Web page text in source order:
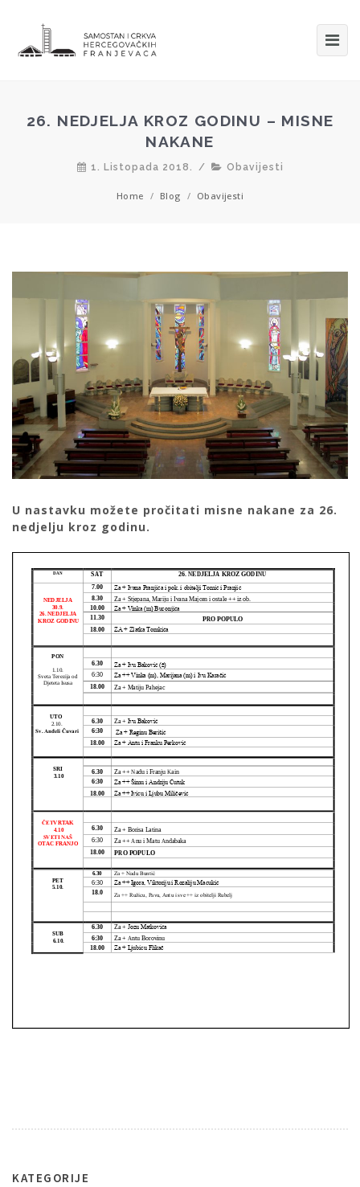
26. NEDJELJA KROZ GODINU – MISNE
NAKANE
1. Listopada 2018. / Obavijesti
Home / Blog / Obavijesti
U nastavku možete pročitati misne nakane za 26.
nedjelju kroz godinu.
KATEGORIJE